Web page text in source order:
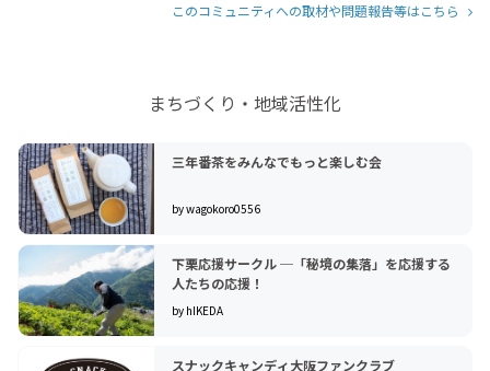
このコミュニティへの取材や問題報告等はこちら
まちづくり・地域活性化
三年番茶をみんなでもっと楽しむ会
by wagokoro0556
下栗応援サークル ─「秘境の集落」を応援する
人たちの応援！
by hIKEDA
スナックキャンディ大阪ファンクラブ